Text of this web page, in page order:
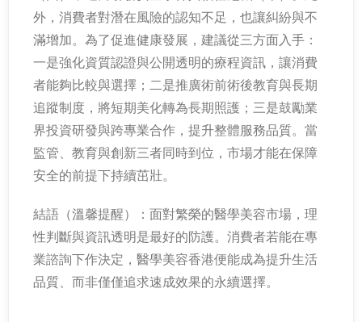
外，消費者對潛在風險的認知不足，也讓糾紛與不
滿增加。為了促進健康發展，建議從三方面入手：
一是強化資質認證與公開透明的療程資訊，讓消費
者能夠比較與選擇；二是推廣術前術後教育與長期
追蹤制度，將短期美化轉為長期照護；三是鼓勵業
界投資研發與跨專業合作，提升整體服務品質。當
監管、教育與創新三者同時到位，市場才能在保障
安全的前提下持續茁壯。
結語（溫馨提醒）：面對繁榮的醫學美容市場，理
性判斷與資訊透明是最好的防護。消費者若能在專
業諮詢下作決定，醫學美容香港便能成為提升生活
品質、而非僅僅追求速成效果的永續選擇。